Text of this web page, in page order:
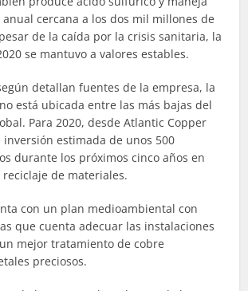
cercana a los dos mil millones de
de la caída por la crisis sanitaria, la
se mantuvo a valores estables.
detallan fuentes de la empresa, la
está ubicada entre las más bajas del
Para 2020, desde Atlantic Copper
estimada de unos 500
durante los próximos cinco años en
de materiales.
con un plan medioambiental con
que cuenta adecuar las instalaciones
mejor tratamiento de cobre
preciosos.